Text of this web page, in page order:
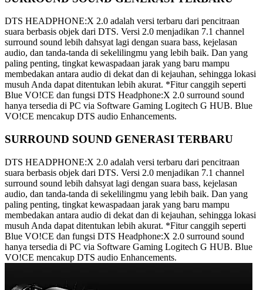
DTS HEADPHONE:X 2.0 adalah versi terbaru dari pencitraan
suara berbasis objek dari DTS. Versi 2.0 menjadikan 7.1 channel
surround sound lebih dahsyat lagi dengan suara bass, kejelasan
audio, dan tanda-tanda di sekelilingmu yang lebih baik. Dan yang
paling penting, tingkat kewaspadaan jarak yang baru mampu
membedakan antara audio di dekat dan di kejauhan, sehingga lokasi
musuh Anda dapat ditentukan lebih akurat. *Fitur canggih seperti
Blue VO!CE dan fungsi DTS Headphone:X 2.0 surround sound
hanya tersedia di PC via Software Gaming Logitech G HUB. Blue
VO!CE mencakup DTS audio Enhancements.
SURROUND SOUND GENERASI TERBARU
DTS HEADPHONE:X 2.0 adalah versi terbaru dari pencitraan
suara berbasis objek dari DTS. Versi 2.0 menjadikan 7.1 channel
surround sound lebih dahsyat lagi dengan suara bass, kejelasan
audio, dan tanda-tanda di sekelilingmu yang lebih baik. Dan yang
paling penting, tingkat kewaspadaan jarak yang baru mampu
membedakan antara audio di dekat dan di kejauhan, sehingga lokasi
musuh Anda dapat ditentukan lebih akurat. *Fitur canggih seperti
Blue VO!CE dan fungsi DTS Headphone:X 2.0 surround sound
hanya tersedia di PC via Software Gaming Logitech G HUB. Blue
VO!CE mencakup DTS audio Enhancements.